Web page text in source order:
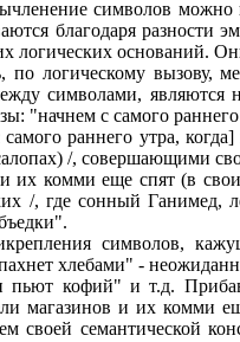
символов можно
благодаря
логических оснований.
по логическому
символами, являются
"начнем с самого
раннего утра,
/, совершающими
и их комми еще спят (в
/, где сонный Ганимед,
символов,
хлебами" -
кофий" и т.д.
магазинов и их комми
своей семантической